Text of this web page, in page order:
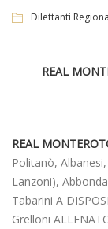
Dilettanti
REAL
REAL
Politanò,
Lanzoni),
Tabarini A
Grelloni